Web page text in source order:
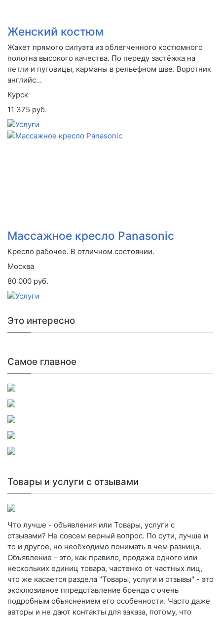
Женский костюм
Жакет прямого силуэта из облегченного костюмного
полотна высокого качества. По переду застёжка на
петли и пуговицы, карманы в рельефном шве. Воротник
английс...
Курск
11 375 руб.
Массажное кресло Panasonic
Кресло рабочее. В отличном состоянии.
Москва
80 000 руб.
Это интересно
Самое главное
Товары и услуги с отзывами
Что лучше - объявления или Товары, услуги с
отзывами? Не совсем верный вопрос. По сути, лучше и
то и другое, но необходимо понимать в чем разница.
Объявление - это, как правило, продажа одного или
нескольких единиц товара, частенко от частных лиц,
что же касается раздела "Товары, услуги и отзывы" - это
эксклюзивное ппредставление бренда с очень
подробным объяснением его особенности. Часто даже
авторы и не дают контакты для заказа, потому, что